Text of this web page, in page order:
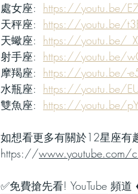
處女座: https://youtu.be/
天秤座: https://youtu.be/
天蠍座: https://youtu.be/
射手座: https://youtu.be/
摩羯座: https://youtu.be/-
水瓶座: https://youtu.be/
雙魚座: https://youtu.be/
如想看更多有關於12星座有
https://www.youtube.com/
✅免費搶先看! YouTube 頻道